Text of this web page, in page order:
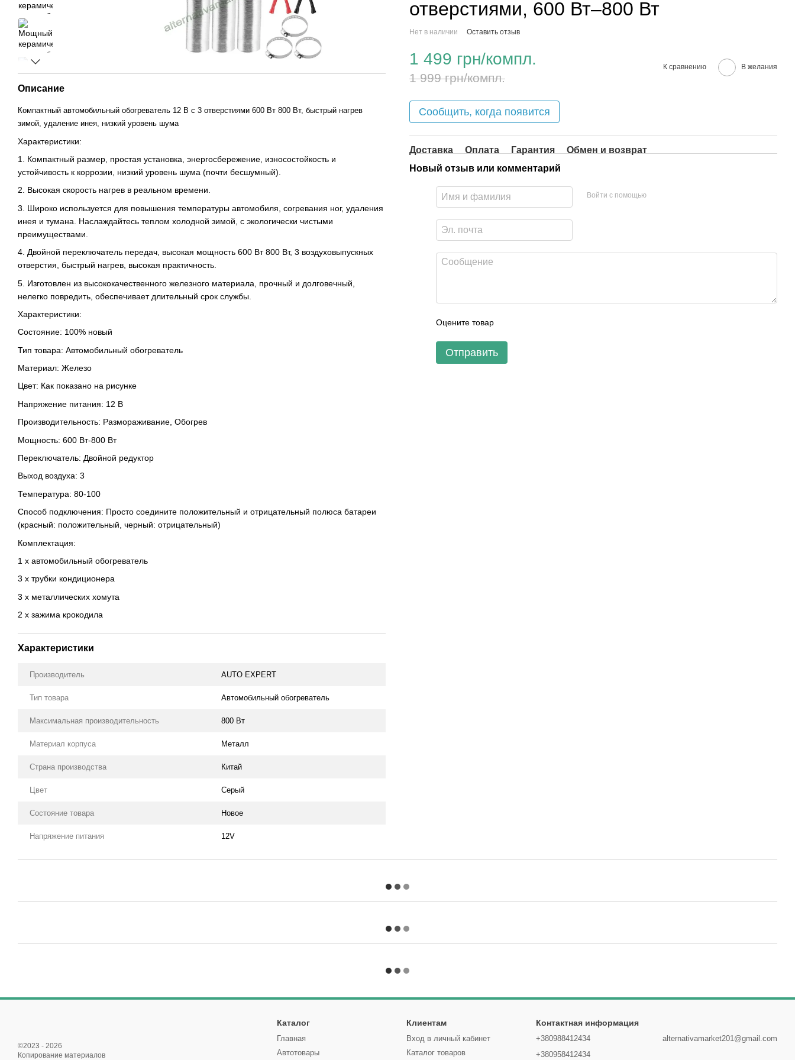
Описание
Компактный автомобильный обогреватель 12 В с 3 отверстиями 600 Вт 800 Вт, быстрый нагрев
зимой, удаление инея, низкий уровень шума
Характеристики:
1. Компактный размер, простая установка, энергосбережение, износостойкость и
устойчивость к коррозии, низкий уровень шума (почти бесшумный).
2. Высокая скорость нагрев в реальном времени.
3. Широко используется для повышения температуры автомобиля, согревания ног, удаления
инея и тумана. Наслаждайтесь теплом холодной зимой, с экологически чистыми
преимуществами.
4. Двойной переключатель передач, высокая мощность 600 Вт 800 Вт, 3 воздуховыпускных
отверстия, быстрый нагрев, высокая практичность.
5. Изготовлен из высококачественного железного материала, прочный и долговечный,
нелегко повредить, обеспечивает длительный срок службы.
Характеристики:
Состояние: 100% новый
Тип товара: Автомобильный обогреватель
Материал: Железо
Цвет: Как показано на рисунке
Напряжение питания: 12 В
Производительность: Размораживание, Обогрев
Мощность: 600 Вт-800 Вт
Переключатель: Двойной редуктор
Выход воздуха: 3
Температура: 80-100
Способ подключения: Просто соедините положительный и отрицательный полюса батареи
(красный: положительный, черный: отрицательный)
Комплектация:
1 х автомобильный обогреватель
3 х трубки кондиционера
3 х металлических хомута
2 х зажима крокодила
Характеристики
Производитель AUTO EXPERT
Тип товара Автомобильный обогреватель
Максимальная производительность 800 Вт
Материал корпуса Металл
Страна производства Китай
Цвет Серый
Состояние товара Новое
Напряжение питания 12V
отверстиями, 600 Вт–800 Вт
Нет в наличии Оставить отзыв
1 499 грн/компл.
1 999 грн/компл.
К сравнению В желания
Сообщить, когда появится
Доставка Оплата Гарантия
Обмен и возврат
Новый отзыв или комментарий
Войти с помощью
Оцените товар
Отправить
©2023 - 2026
Копирование материалов
Каталог
Главная
Автотовары
Клиентам
Вход в личный кабинет
Каталог товаров
Контактная информация
+380988412434
+380958412434
alternativamarket201@gmail.com